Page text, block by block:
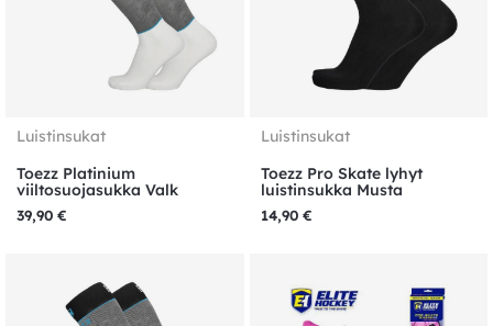
Luistinsukat
Toezz Platinium
viiltosuojasukka Valk
39,90 €
Luistinsukat
Toezz Pro Skate lyhyt
luistinsukka Musta
14,90 €